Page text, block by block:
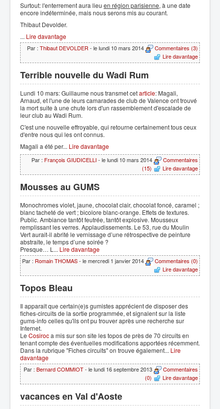
Surtout: l'enterrement aura lieu en région parisienne, à une date
encore indéterminée, mais nous serons mis au courant.
Thibaut Devolder.
... Lire davantage
Par : Thibaut DEVOLDER - le lundi 10 mars 2014
Commentaires (3)
Lire davantage
Terrible nouvelle du Wadi Rum
Lundi 10 mars: Guillaume nous transmet cetarticle: Magali,
Arnaud, et l'une de leurs camarades de club de Valence ont trouvé
la mort suite à une chute lors d'un rassemblement d'escalade de
leur club au Wadi Rum.
C'est une nouvelle effroyable, qui retourne certainement tous ceux
d'entre nous qui les ont connus.
Magali a été per... Lire davantage
Par : François GIUDICELLI- le lundi 10 mars 2014
Commentaires
(15)
Lire davantage
Mousses au GUMS
Monochromes violet, jaune, chocolat clair, chocolat foncé, caramel ;
blanc tacheté de vert ; bicolore blanc-orange. Effets de textures.
Public. Ambiance tantôt feutrée, tantôt explosive. Mousseux
remplissant les verres. Applaudissements. Le 53, rue du Moulin
Vert aurait-il abrité le vernissage d’une rétrospective de peinture
abstraite, le temps d’une soirée ?
Presque… L... Lire davantage
Par : Romain THOMAS- le mercredi 1 janvier 2014
Commentaires (0)
Lire davantage
Topos Bleau
Il apparait que certain(e)s gumistes apprécient de disposer des
fiches-circuits de la sortie programmée, et signalent sur la liste
gums-info celles qu'ils ont pu trouver après une recherche sur
Internet.
Le Cosiroca mis sur son site les topos de près de 70 circuits en
tenant compte des éventuelles modifications apportées récemment.
Dans la rubrique "Fiches circuits" on trouve également... Lire
davantage
Par : Bernard COMMIOT- le lundi 16 septembre 2013
Commentaires
(0)
Lire davantage
vacances en Val d'Aoste